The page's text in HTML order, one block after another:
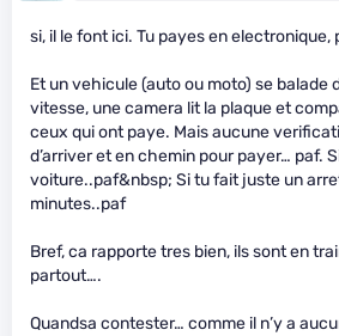
si, il le font ici. Tu payes en electronique,
Et un vehicule (auto ou moto) se balade
vitesse, une camera lit la plaque et
ceux qui ont paye. Mais aucune
d’arriver et en chemin pour payer… paf.
voiture..paf&nbsp; Si tu fait juste un
minutes..paf
Bref, ca rapporte tres bien, ils sont en
partout….
Quandsa contester… comme il n’y a